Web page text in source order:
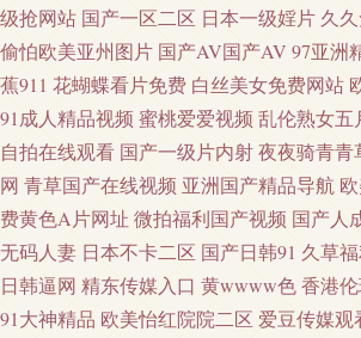
导航大香蕉 黄色视频免费链接 欧美午夜剧
品 午夜福利院产业 18禁欧洲 91国产福利
黄色强奸影院 操碰99大香蕉 成人午夜福利
15P 欧美精品13 人妻超碰免费在线 日本黄
足五月天 天天操片 午夜老司机视频 伊人
狼友网 91在线播放专区 99蜜臀视频网 俺
级抢网站 国产一区二区 日本一级婬片 久
偷怕欧美亚州图片 国产AV国产AV 97亚洲
蕉911 花蝴蝶看片免费 白丝美女免费网站
91成人精品视频 蜜桃爱爱视频 乱伦熟女五
自拍在线观看 国产一级片内射夜夜骑青青
网 青草国产在线视频 亚洲国产精品导航
费黄色A片网址 微拍福利国产视频 国产人
无码人妻 日本不卡二区 国产日韩91 久草
日韩逼网 精东传媒入口 黄wwww色香港
91大神精品 欧美怡红院院二区 爱豆传媒观